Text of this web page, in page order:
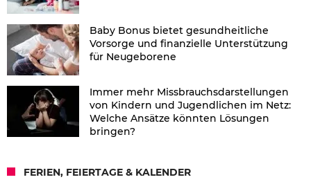
Baby Bonus bietet gesundheitliche
Vorsorge und finanzielle Unterstützung
für Neugeborene
Immer mehr Missbrauchsdarstellungen
von Kindern und Jugendlichen im Netz:
Welche Ansätze könnten Lösungen
bringen?
FERIEN, FEIERTAGE & KALENDER